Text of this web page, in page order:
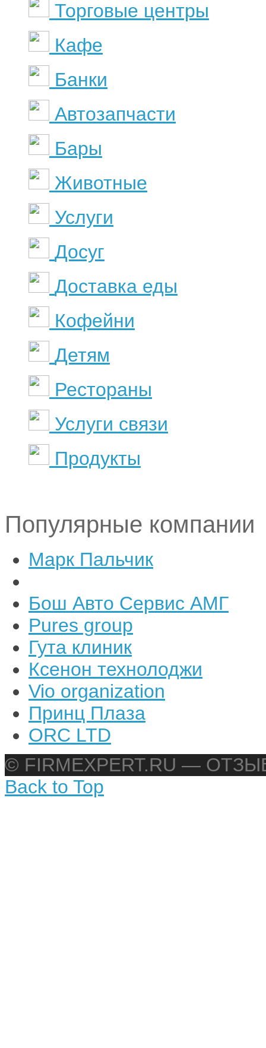
Торговые центры
Кафе
Банки
Автозапчасти
Бары
Животные
Услуги
Досуг
Доставка еды
Кофейни
Детям
Рестораны
Услуги связи
Продукты
Популярные компании
Марк Пальчик
Бош Авто Сервис АМГ
Pures group
Гута клиник
Ксенон технолоджи
Vio organization
Принц Плаза
ORC LTD
© FIRMEXPERT.RU —
Back to Top